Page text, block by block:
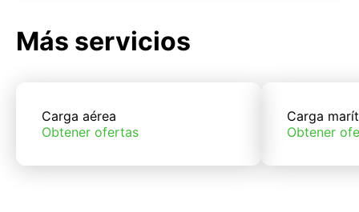
Más servicios
Carga aérea
Obtener ofertas
Carga
Obtener